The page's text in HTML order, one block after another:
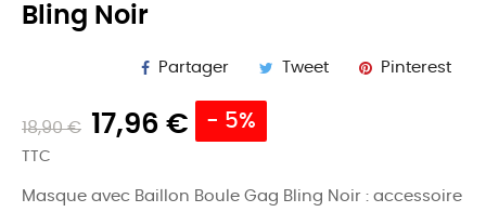
Bling Noir
Partager Tweet Pinterest
18,90 € 17,96 € - 5%
TTC
Masque avec Baillon Boule Gag Bling Noir : accessoire